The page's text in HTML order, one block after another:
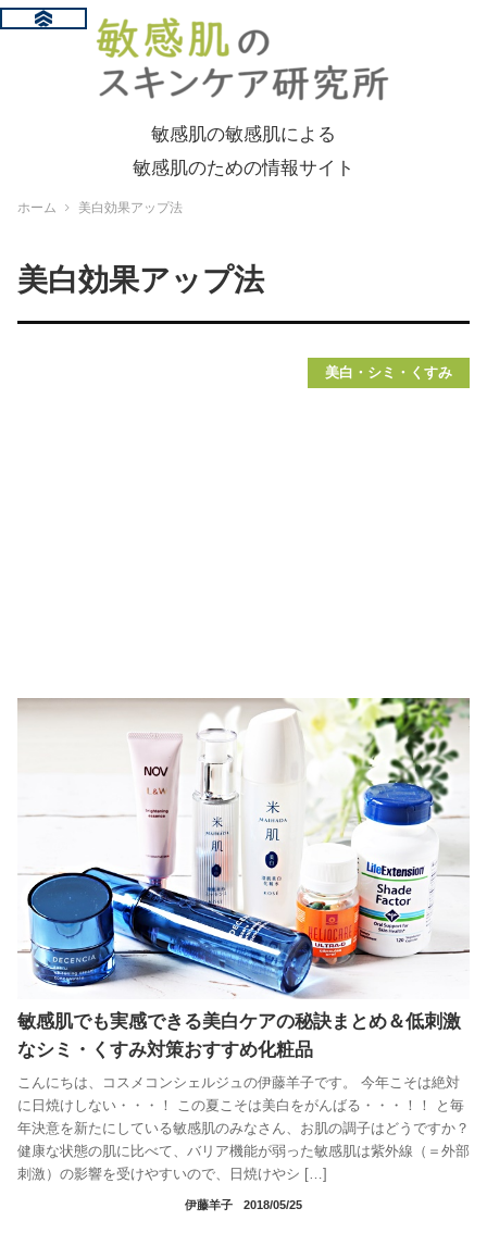
敏感肌の敏感肌による
敏感肌のための情報サイト
ホーム 美白効果アップ法
美白効果アップ法
美白・シミ・くすみ
敏感肌でも実感できる美白ケアの秘訣まとめ＆低刺激
なシミ・くすみ対策おすすめ化粧品
こんにちは、コスメコンシェルジュの伊藤羊子です。 今年こそは絶対
に日焼けしない・・・！ この夏こそは美白をがんばる・・・！！ と毎
年決意を新たにしている敏感肌のみなさん、お肌の調子はどうですか？
健康な状態の肌に比べて、バリア機能が弱った敏感肌は紫外線（＝外部
刺激）の影響を受けやすいので、日焼けやシ […]
伊藤羊子 2018/05/25